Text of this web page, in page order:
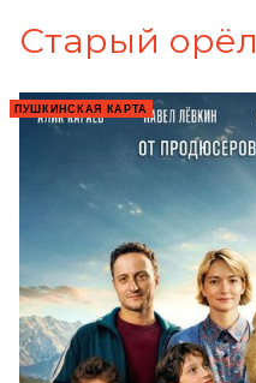
Старый орёл
ПУШКИНСКАЯ КАРТА